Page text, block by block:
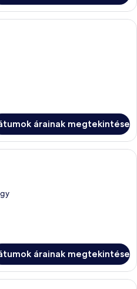
Egy kétágyas szoba, nagy ablakkal,
árainak megtekintése
Egy modern szállodai szoba, nagy
árainak megtekintése
Egy modern, kényelmes